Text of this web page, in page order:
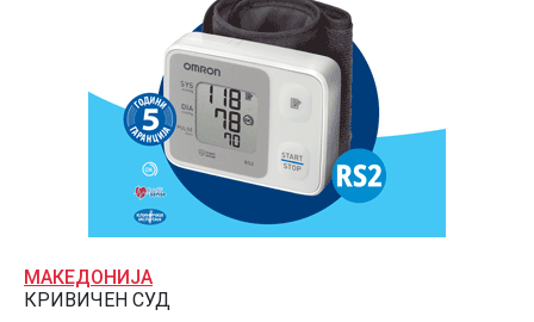
МАКЕДОНИЈА
КРИВИЧЕН СУД